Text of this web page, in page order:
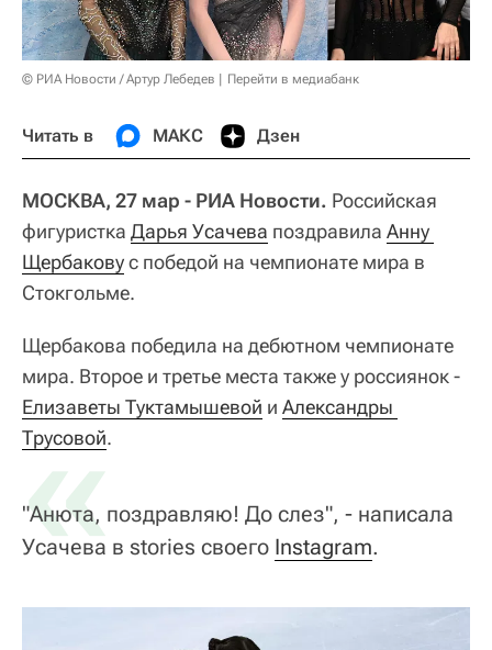
© РИА Новости / Артур Лебедев Перейти в медиабанк
Читать в МАКС Дзен
МОСКВА, 27 мар - РИА Новости. Российская
фигуристка Дарья Усачева поздравила Анну
Щербаковус победой на чемпионате мира в
Стокгольме.
Щербакова победила на дебютном чемпионате
мира. Второе и третье места также у россиянок -
Елизаветы Туктамышевой и Александры
Трусовой.
«
"Анюта, поздравляю! До слез", - написала
Усачева в stories своего Instagram.